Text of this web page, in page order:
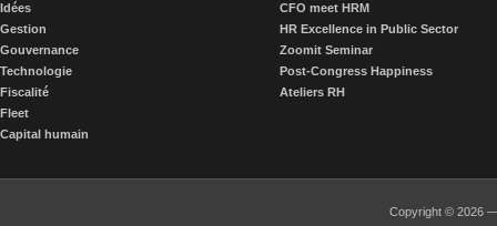
Idées
Gestion
Gouvernance
Technologie
Fiscalité
Fleet
Capital humain
CFO meet HRM
HR Excellence in Public Sector
Zoomit Seminar
Post-Congress Happiness
Ateliers RH
Copyright © 2026